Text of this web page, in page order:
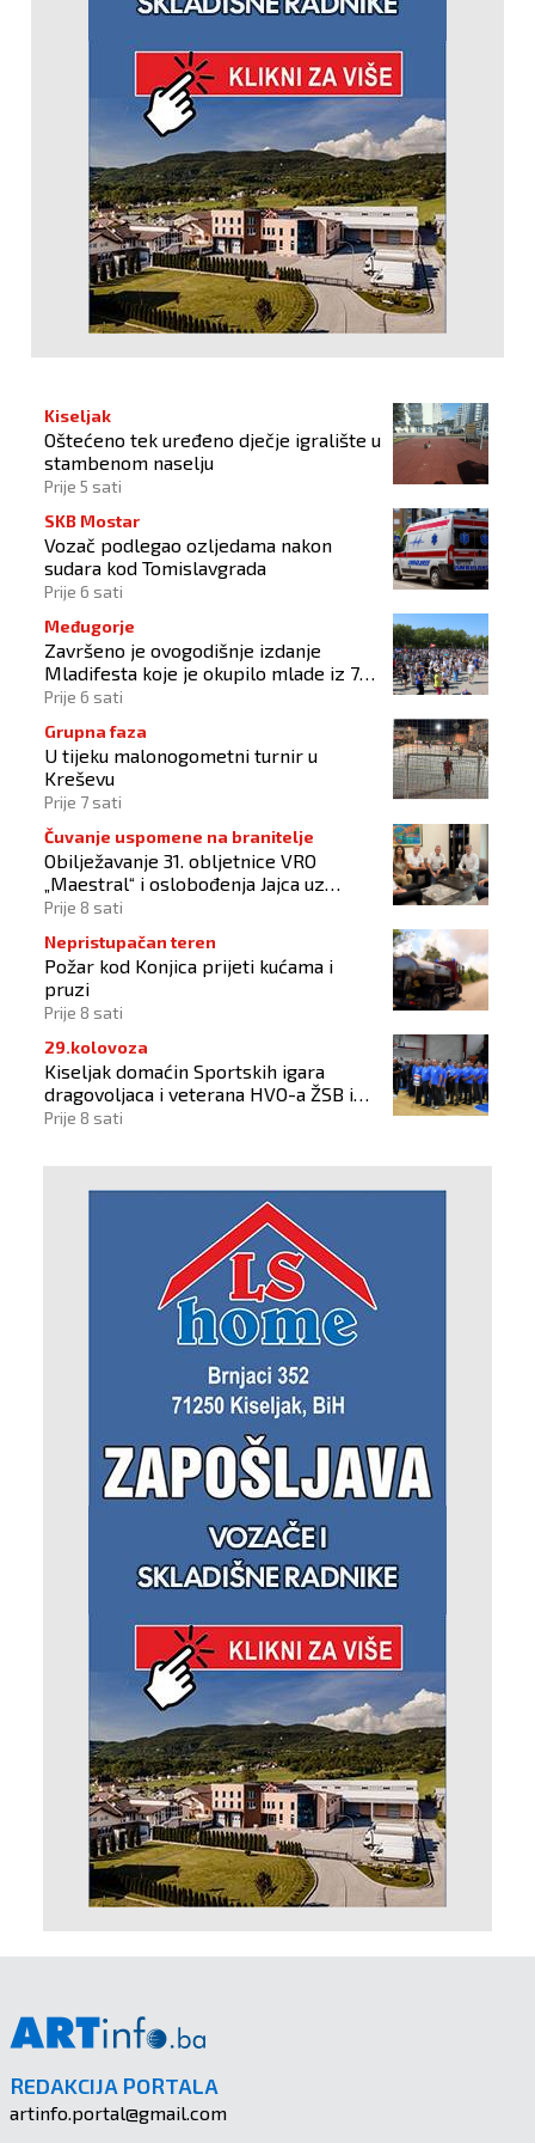
Kiseljak
Oštećeno tek uređeno dječje igralište u
stambenom naselju
Prije 5 sati
SKB Mostar
Vozač podlegao ozljedama nakon
sudara kod Tomislavgrada
Prije 6 sati
Međugorje
Završeno je ovogodišnje izdanje
Mladifesta koje je okupilo mlade iz 73
zemlje svijeta
Prije 6 sati
Grupna faza
U tijeku malonogometni turnir u
Kreševu
Prije 7 sati
Čuvanje uspomene na branitelje
Obilježavanje 31. obljetnice VRO
„Maestral“ i oslobođenja Jajca uz
pokroviteljstvo HNS-a BiH
Prije 8 sati
Nepristupačan teren
Požar kod Konjica prijeti kućama i
pruzi
Prije 8 sati
29.kolovoza
Kiseljak domaćin Sportskih igara
dragovoljaca i veterana HVO-a ŽSB i
Dana branitelja
Prije 8 sati
REDAKCIJA PORTALA
artinfo.portal@gmail.com